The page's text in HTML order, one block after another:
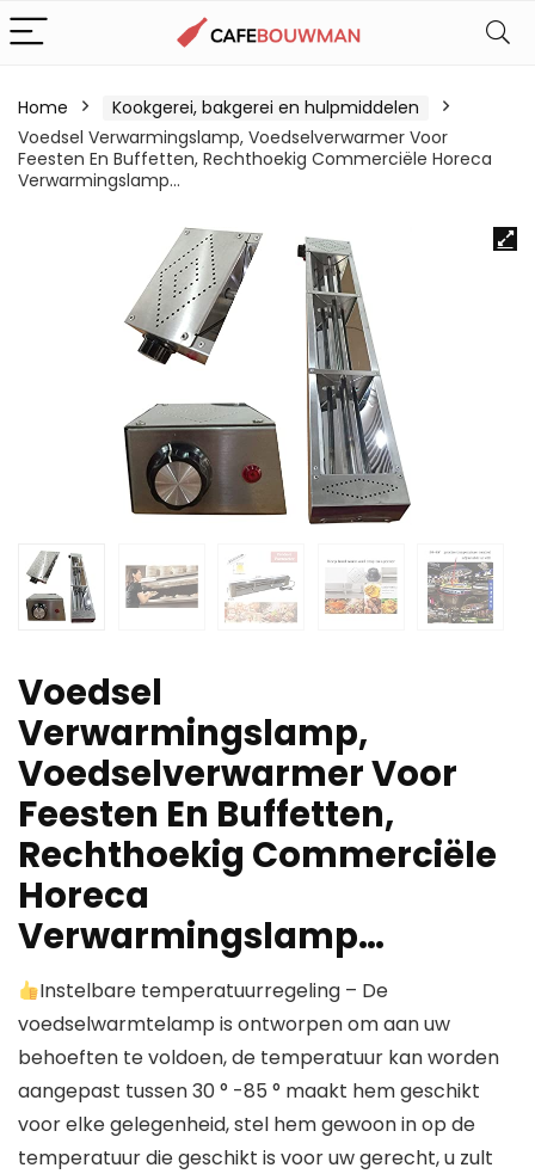
Home
Kookgerei, bakgerei en hulpmiddelen
Voedsel Verwarmingslamp, Voedselverwarmer Voor
Feesten En Buffetten, Rechthoekig Commerciële Horeca
Verwarmingslamp…
Voedsel
Verwarmingslamp,
Voedselverwarmer Voor
Feesten En Buffetten,
Rechthoekig Commerciële
Horeca
Verwarmingslamp…
Instelbare temperatuurregeling – De
voedselwarmtelamp is ontworpen om aan uw
behoeften te voldoen, de temperatuur kan worden
aangepast tussen 30 ° -85 ° maakt hem geschikt
voor elke gelegenheid, stel hem gewoon in op de
temperatuur die geschikt is voor uw gerecht, u zult